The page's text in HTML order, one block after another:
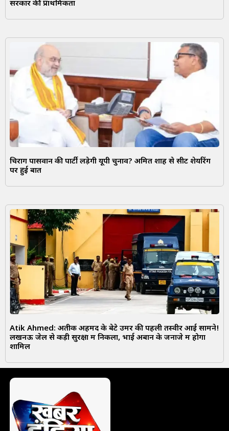
सरकार की प्राथमिकता
चिराग पासवान की पार्टी लड़ेगी यूपी चुनाव? अमित शाह से सीट शेयरिंग
पर हुई बात
Atik Ahmed: अतीक अहमद के बेटे उमर की पहली तस्वीर आई सामने!
लखनऊ जेल से कड़ी सुरक्षा में निकला, भाई अबान के जनाजे में होगा
शामिल